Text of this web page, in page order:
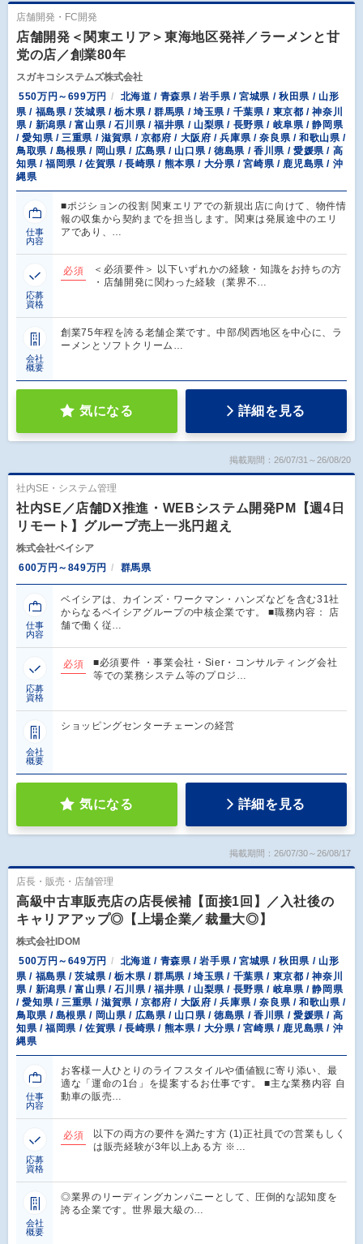
店舗開発・FC開発
店舗開発＜関東エリア＞東海地区発祥／ラーメンと甘
党の店／創業80年
スガキコシステムズ株式会社
550万円～699万円
北海道 / 青森県 / 岩手県 / 宮城県 / 秋田県 / 山形
県 / 福島県 / 茨城県 / 栃木県 / 群馬県 / 埼玉県 / 千葉県 / 東京都 / 神奈川
県 / 新潟県 / 富山県 / 石川県 / 福井県 / 山梨県 / 長野県 / 岐阜県 / 静岡県
/ 愛知県 / 三重県 / 滋賀県 / 京都府 / 大阪府 / 兵庫県 / 奈良県 / 和歌山県 /
鳥取県 / 島根県 / 岡山県 / 広島県 / 山口県 / 徳島県 / 香川県 / 愛媛県 / 高
知県 / 福岡県 / 佐賀県 / 長崎県 / 熊本県 / 大分県 / 宮崎県 / 鹿児島県 / 沖
縄県
仕事
内容
■ポジションの役割 関東エリアでの新規出店に向けて、物件情
報の収集から契約までを担当します。関東は発展途中のエリ
アであり、…
応募
資格
必須
＜必須要件＞ 以下いずれかの経験・知識をお持ちの方
・店舗開発に関わった経験（業界不…
会社
概要
創業75年程を誇る老舗企業です。中部/関西地区を中心に、ラ
ーメンとソフトクリーム…
気になる 詳細を見る
掲載期間：26/07/31～26/08/20
社内SE・システム管理
社内SE／店舗DX推進・WEBシステム開発PM【週4日
リモート】グループ売上一兆円超え
株式会社ベイシア
600万円～849万円
群馬県
仕事
内容
ベイシアは、カインズ・ワークマン・ハンズなどを含む31社
からなるベイシアグループの中核企業です。 ■職務内容： 店
舗で働く従…
応募
資格
必須
■必須要件 ・事業会社・Sier・コンサルティング会社
等での業務システム等のプロジ…
会社
概要
ショッピングセンターチェーンの経営
気になる 詳細を見る
掲載期間：26/07/30～26/08/17
店長・販売・店舗管理
高級中古車販売店の店長候補【面接1回】／入社後の
キャリアアップ◎【上場企業／裁量大◎】
株式会社IDOM
500万円～649万円
北海道 / 青森県 / 岩手県 / 宮城県 / 秋田県 / 山形
県 / 福島県 / 茨城県 / 栃木県 / 群馬県 / 埼玉県 / 千葉県 / 東京都 / 神奈川
県 / 新潟県 / 富山県 / 石川県 / 福井県 / 山梨県 / 長野県 / 岐阜県 / 静岡県
/ 愛知県 / 三重県 / 滋賀県 / 京都府 / 大阪府 / 兵庫県 / 奈良県 / 和歌山県 /
鳥取県 / 島根県 / 岡山県 / 広島県 / 山口県 / 徳島県 / 香川県 / 愛媛県 / 高
知県 / 福岡県 / 佐賀県 / 長崎県 / 熊本県 / 大分県 / 宮崎県 / 鹿児島県 / 沖
縄県
仕事
内容
お客様一人ひとりのライフスタイルや価値観に寄り添い、最
適な「運命の1台」を提案するお仕事です。 ■主な業務内容 自
動車の販売…
応募
資格
必須
以下の両方の要件を満たす方 (1)正社員での営業もしく
は販売経験が3年以上ある方 ※…
会社
概要
◎業界のリーディングカンパニーとして、圧倒的な認知度を
誇る企業です。世界最大級の…